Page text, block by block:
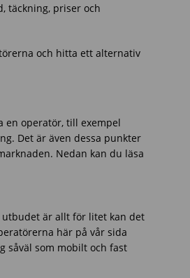
täckning, priser och
och hitta ett alternativ
en operatör, till exempel
Det är även dessa punkter
Nedan kan du läsa
utbudet är allt för litet kan det
här på vår sida
såväl som mobilt och fast